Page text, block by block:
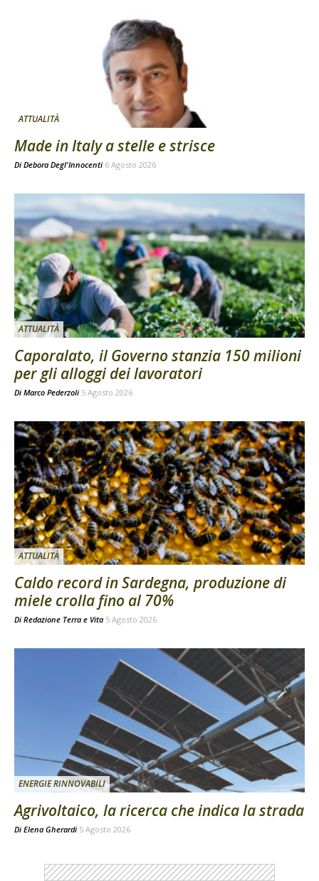
ATTUALITÀ
Made in Italy a stelle e strisce
Di Debora Degl'Innocenti 6 Agosto 2026
ATTUALITÀ
Caporalato, il Governo stanzia 150 milioni
per gli alloggi dei lavoratori
Di Marco Pederzoli 5 Agosto 2026
ATTUALITÀ
Caldo record in Sardegna, produzione di
miele crolla fino al 70%
Di Redazione Terra e Vita 5 Agosto 2026
ENERGIE RINNOVABILI
Agrivoltaico, la ricerca che indica la strada
Di Elena Gherardi 5 Agosto 2026